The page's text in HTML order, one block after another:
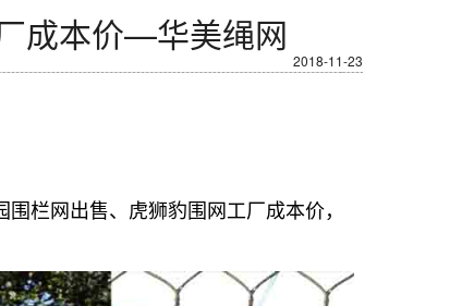
成本价—华美绳网
2018-11-23
栏网出售、虎狮豹围网工厂成本价，